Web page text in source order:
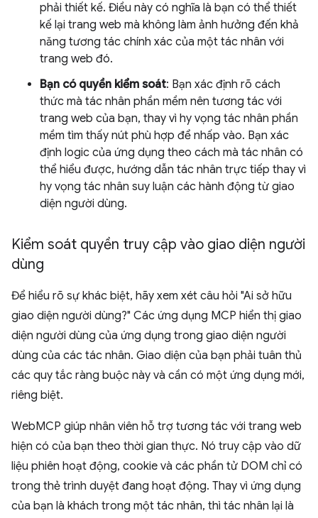
phải thiết kế. Điều này có nghĩa là bạn có thể thiết
kế lại trang web mà không làm ảnh hưởng đến khả
năng tương tác chính xác của một tác nhân với
trang web đó.
Bạn có quyền kiểm soát: Bạn xác định rõ cách
thức mà tác nhân phần mềm nên tương tác với
trang web của bạn, thay vì hy vọng tác nhân phần
mềm tìm thấy nút phù hợp để nhấp vào. Bạn xác
định logic của ứng dụng theo cách mà tác nhân có
thể hiểu được, hướng dẫn tác nhân trực tiếp thay vì
hy vọng tác nhân suy luận các hành động từ giao
diện người dùng.
Kiểm soát quyền truy cập vào giao diện người
dùng
Để hiểu rõ sự khác biệt, hãy xem xét câu hỏi "Ai sở hữu
giao diện người dùng?" Các ứng dụng MCP hiển thị giao
diện người dùng của ứng dụng trong giao diện người
dùng của các tác nhân. Giao diện của bạn phải tuân thủ
các quy tắc ràng buộc này và cần có một ứng dụng mới,
riêng biệt.
WebMCP giúp nhân viên hỗ trợ tương tác với trang web
hiện có của bạn theo thời gian thực. Nó truy cập vào dữ
liệu phiên hoạt động, cookie và các phần tử DOM chỉ có
trong thẻ trình duyệt đang hoạt động. Thay vì ứng dụng
của bạn là khách trong một tác nhân, thì tác nhân lại là